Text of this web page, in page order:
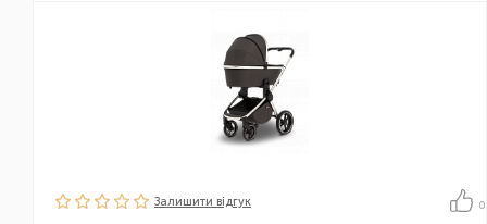
Залишити вiдгук 0